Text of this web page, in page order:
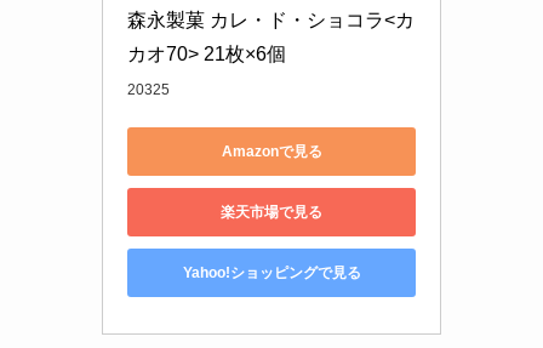
森永製菓 カレ・ド・ショコラ<カ
カオ70> 21枚×6個
20325
Amazonで見る
楽天市場で見る
Yahoo!ショッピングで見る